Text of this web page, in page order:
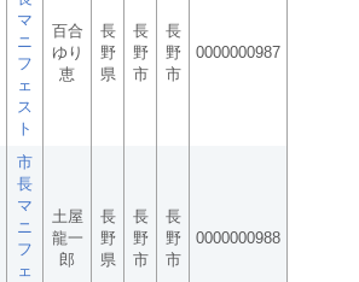
マ
ニ
フ
ェ
ス
ト
百合
ゆり
恵
長
野
県
長
野
市
長
野
市
0000000987
市
長
マ
ニ
フ
ェ
土屋
龍一
郎
長
野
県
長
野
市
長
野
市
0000000988